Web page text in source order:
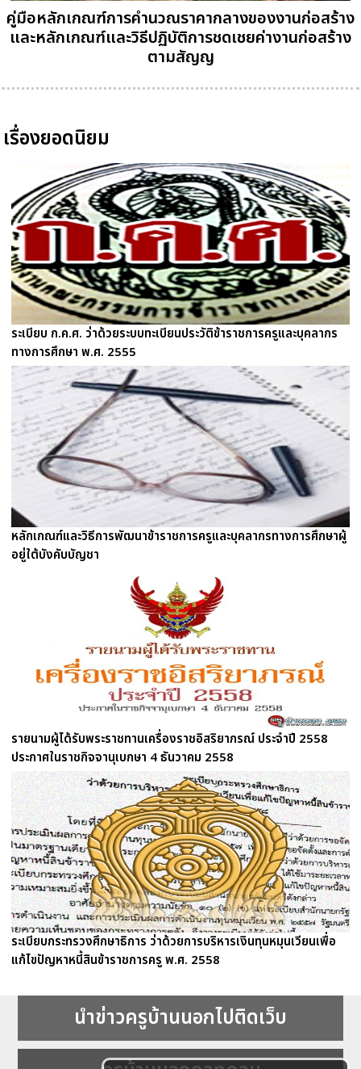
คู่มือหลักเกณฑ์การคำนวณราคากลางของงานก่อสร้าง
และหลักเกณฑ์และวิธีปฏิบัติการชดเชยค่างานก่อสร้าง
ตามสัญญ
เรื่องยอดนิยม
ระเบียบ ก.ค.ศ. ว่าด้วยระบบทะเบียนประวัติข้าราชการครูและบุคลากร
ทางการศึกษา พ.ศ. 2555
หลักเกณฑ์และวิธีการพัฒนาข้าราชการครูและบุคลากรทางการศึกษาผู้
อยู่ใต้บังคับบัญชา
รายนามผู้ได้รับพระราชทานเครื่องราชอิสริยาภรณ์ ประจำปี 2558
ประกาศในราชกิจจานุเบกษา 4 ธันวาคม 2558
ระเบียบกระทรวงศึกษาธิการ ว่าด้วยการบริหารเงินทุนหมุนเวียนเพื่อ
แก้ไขปัญหาหนี้สินข้าราชการครู พ.ศ. 2558
นำข่าวครูบ้านนอกไปติดเว็บ